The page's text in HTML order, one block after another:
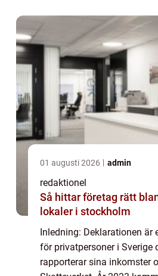
01 augusti 2026 admin
redaktionel
Så hittar företag rätt
lokaler i stockholm
Inledning: Deklarationen är
för privatpersoner i Sverige
rapporterar sina inkomster